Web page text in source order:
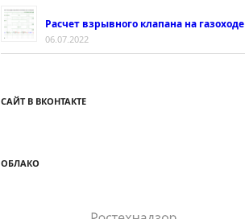
Расчет взрывного клапана на газоходе
06.07.2022
САЙТ В ВКОНТАКТЕ
ОБЛАКО